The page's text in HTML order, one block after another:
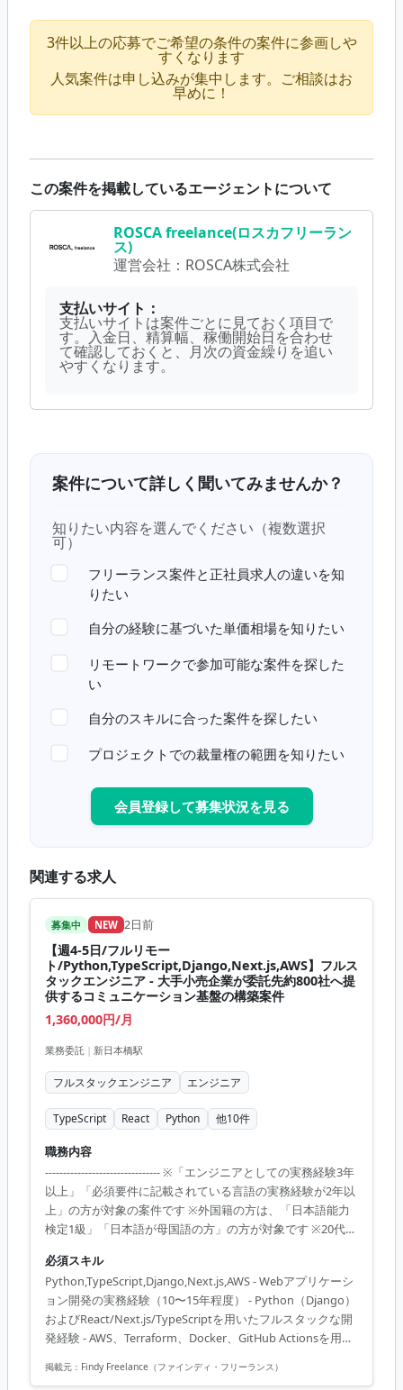
3件以上の応募でご希望の条件の案件に参画しや
すくなります
人気案件は申し込みが集中します。ご相談はお
早めに！
この案件を掲載しているエージェントについて
ROSCA freelance(ロスカフリーラン
ス)
運営会社： ROSCA株式会社
支払いサイト：
支払いサイトは案件ごとに見ておく項目で
す。入金日、精算幅、稼働開始日を合わせ
て確認しておくと、月次の資金繰りを追い
やすくなります。
案件について詳しく聞いてみませんか？
知りたい内容を選んでください（複数選択
可）
フリーランス案件と正社員求人の違いを知
りたい
自分の経験に基づいた単価相場を知りたい
リモートワークで参加可能な案件を探した
い
自分のスキルに合った案件を探したい
プロジェクトでの裁量権の範囲を知りたい
会員登録して募集状況を見る
関連する求人
募集中 NEW 2日前
【週4-5日/フルリモー
ト/Python,TypeScript,Django,Next.js,AWS】フルス
タックエンジニア - 大手小売企業が委託先約800社へ提
供するコミュニケーション基盤の構築案件
1,360,000円/月
業務委託 | 新日本橋駅
フルスタックエンジニア エンジニア
TypeScript React Python 他10件
職務内容
-------------------------------- ※「エンジニアとしての実務経験3年
以上」「必須要件に記載されている言語の実務経験が2年以
上」の方が対象の案件です ※外国籍の方は、「日本語能力
検定1級」「日本語が母国語の方」の方が対象です ※20代〜
提となります。 ※すでにFindy Freelanceで担当がついてい
る方は、直接ご連絡いただいた方がスムーズです --------------
------------------ 大手小売企業が委託先約800社に提供するコミ
ュニケーション基盤の設計・開発・運用業務。 【具体的な
業務内容】 - Python（...
必須スキル
Python,TypeScript,Django,Next.js,AWS - Webアプリケーシ
ョン開発の実務経験（10〜15年程度） - Python（Django）
およびReact/Next.js/TypeScriptを用いたフルスタックな開
発経験 - AWS、Terraform、Docker、GitHub Actionsを用い
計、実装、CI/CD、運用まで一気通貫で対応した経験
掲載元： Findy Freelance（ファインディ・フリーランス）